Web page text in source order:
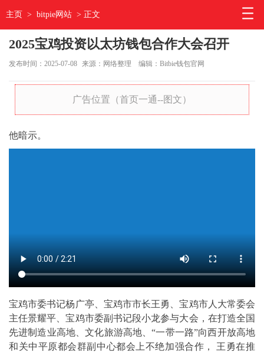
主页 > bitpie网站 > 正文
2025宝鸡投资以太坊钱包合作大会召开
发布时间：2025-07-08 来源：网络整理 编辑：Bitbie钱包官网
广告位置（首页一通--图文）
他暗示。
宝鸡市委书记杨广亭、宝鸡市市长王勇、宝鸡市人大常委会
主任景耀平、宝鸡市委副书记段小龙参与大会，在打造全国
先进制造业高地、文化旅游高地、“一带一路”向西开放高地
和关中平原都会群副中心都会上不绝加强合作， 王勇在推